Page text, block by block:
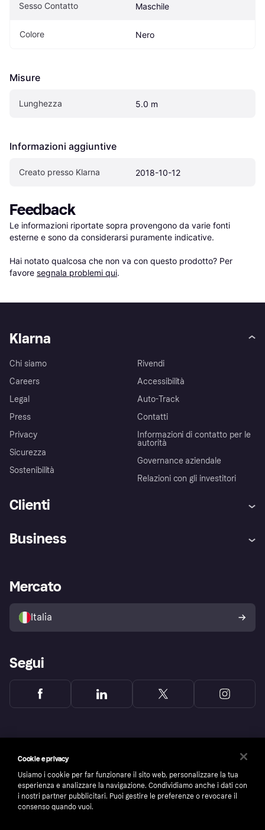
Sesso Contatto Maschile
Colore Nero
Misure
Lunghezza 5.0 m
Informazioni aggiuntive
Creato presso Klarna 2018-10-12
Feedback
Le informazioni riportate sopra provengono da varie fonti
esterne e sono da considerarsi puramente indicative.
Hai notato qualcosa che non va con questo prodotto? Per
favore segnala problemi qui.
Klarna
Chi siamo
Careers
Legal
Press
Privacy
Sicurezza
Sostenibilità
Rivendi
Accessibilità
Auto-Track
Contatti
Informazioni di contatto per le
autorità
Governance aziendale
Relazioni con gli investitori
Clienti
Assistenza
Esplora i negozi
Politica di protezione
dell'acquirente Klarna
Business
Accesso aziende
Mercato
Italia
Segui
Cookie e privacy
Usiamo i cookie per far funzionare il sito web, personalizzare la tua
esperienza e analizzare la navigazione. Condividiamo anche i dati con
i nostri partner pubblicitari. Puoi gestire le preferenze o revocare il
consenso quando vuoi.